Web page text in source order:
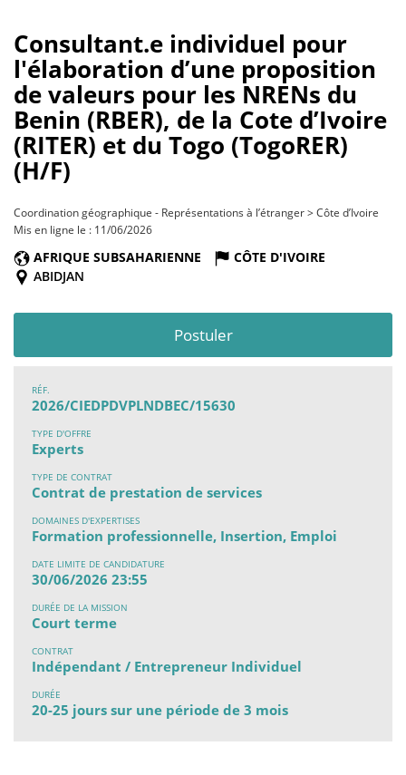
Consultant.e individuel pour
l'élaboration d’une proposition
de valeurs pour les NRENs du
Benin (RBER), de la Cote d’Ivoire
(RITER) et du Togo (TogoRER)
(H/F)
Coordination géographique - Représentations à l’étranger > Côte d’Ivoire
Mis en ligne le : 11/06/2026
AFRIQUE SUBSAHARIENNE
CÔTE D'IVOIRE
ABIDJAN
Postuler
RÉF.
2026/CIEDPDVPLNDBEC/15630
TYPE D'OFFRE
Experts
TYPE DE CONTRAT
Contrat de prestation de services
DOMAINES D'EXPERTISES
Formation professionnelle, Insertion, Emploi
DATE LIMITE DE CANDIDATURE
30/06/2026 23:55
DURÉE DE LA MISSION
Court terme
CONTRAT
Indépendant / Entrepreneur Individuel
DURÉE
20-25 jours sur une période de 3 mois